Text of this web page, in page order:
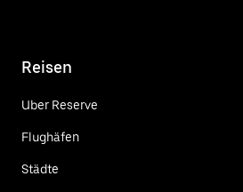
Reisen
Uber Reserve
Flughäfen
Städte